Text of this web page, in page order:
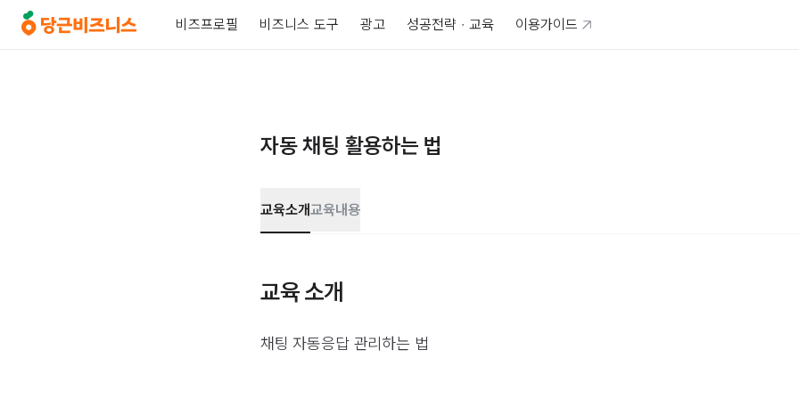
비즈프로필 비즈니스 도구 광고 성공전략 · 교육 이용가이드
자동 채팅 활용하는 법
교육소개교육내용
교육 소개
채팅 자동응답 관리하는 법